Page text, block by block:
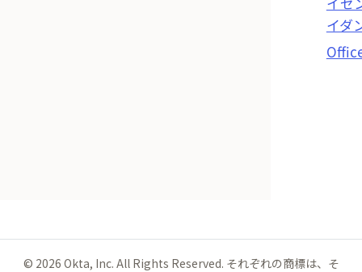
イダ
© 2026 Okta, Inc. All Rights Reserved. それぞれの商標は、そ